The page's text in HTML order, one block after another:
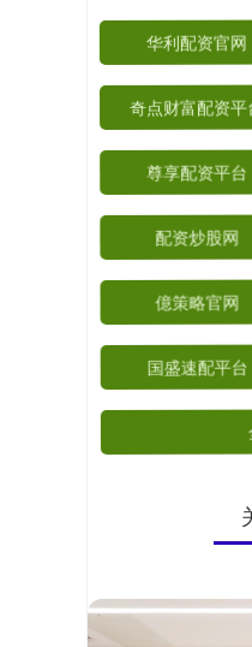
华利配资官网
奇点财富配资平
尊享配资平台
配资炒股网
億策略官网
国盛速配平台